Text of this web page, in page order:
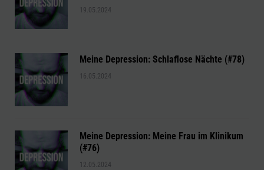
19.05.2024
Meine Depression: Schlaflose Nächte (#78)
16.05.2024
Meine Depression: Meine Frau im Klinikum
(#76)
12.05.2024